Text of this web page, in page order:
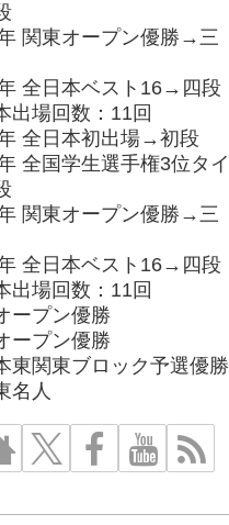
関東オープン優勝→三
全日本ベスト16→四段
出場回数：11回
全日本初出場→初段
全国学生選手権3位タイ
関東オープン優勝→三
全日本ベスト16→四段
出場回数：11回
ープン優勝
ープン優勝
東関東ブロック予選優勝
名人